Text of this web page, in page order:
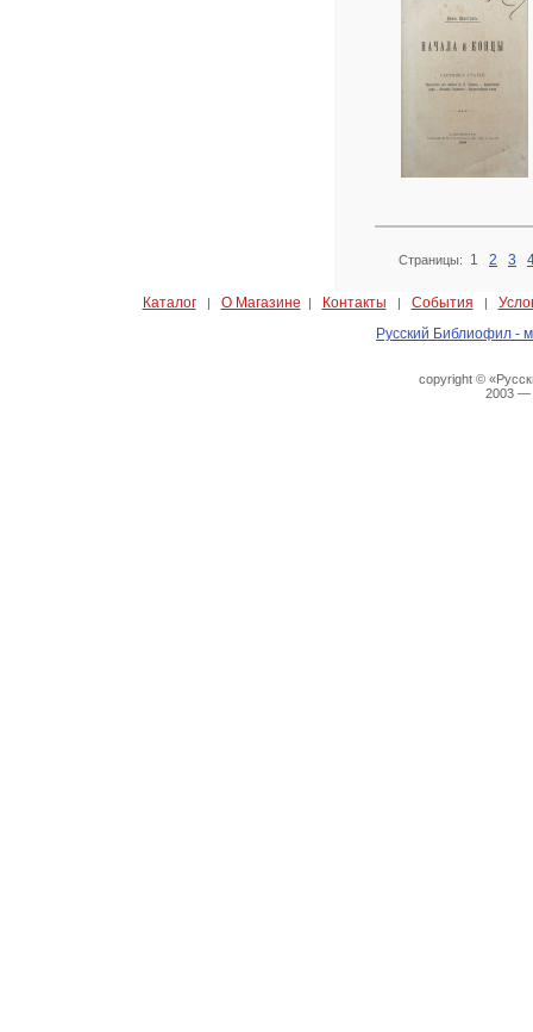
Страницы: 1 2 3
Каталог| О Магазине | Контакты | События |
Русский Библиофил -
copyright ©
2003 —